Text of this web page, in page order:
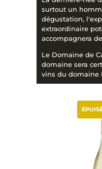
surtout un
dégustation,
extraordinaire
accompagnera
Le Domaine de
domaine sera
vins du domaine